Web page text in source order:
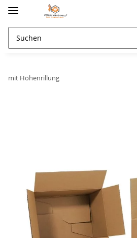
mit Höhenrillung